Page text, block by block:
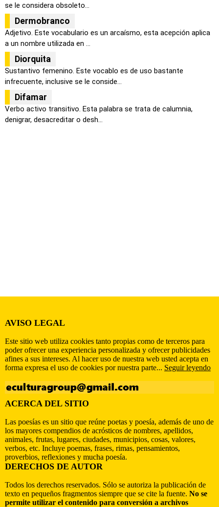
se le considera obsoleto...
Dermobranco
Adjetivo. Este vocabulario es un arcaísmo, esta acepción aplica
a un nombre utilizada en ...
Diorquita
Sustantivo femenino. Este vocablo es de uso bastante
infrecuente, inclusive se le conside...
Difamar
Verbo activo transitivo. Esta palabra se trata de calumnia,
denigrar, desacreditar o desh...
AVISO LEGAL
Este sitio web utiliza cookies tanto propias como de terceros para
poder ofrecer una experiencia personalizada y ofrecer publicidades
afines a sus intereses. Al hacer uso de nuestra web usted acepta en
forma expresa el uso de cookies por nuestra parte... Seguir leyendo
ACERCA DEL SITIO
Las poesías es un sitio que reúne poetas y poesía, además de uno de
los mayores compendios de acrósticos de nombres, apellidos,
animales, frutas, lugares, ciudades, municipios, cosas, valores,
verbos, etc. Incluye poemas, frases, rimas, pensamientos,
proverbios, reflexiones y mucha poesía.
DERECHOS DE AUTOR
Todos los derechos reservados. Sólo se autoriza la publicación de
texto en pequeños fragmentos siempre que se cite la fuente. No se
permite utilizar el contenido para conversión a archivos